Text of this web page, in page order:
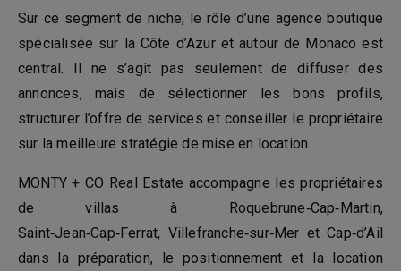
Sur ce segment de niche, le rôle d’une agence boutique
spécialisée sur la Côte d’Azur et autour de Monaco est
central. Il ne s’agit pas seulement de diffuser des
annonces, mais de sélectionner les bons profils,
structurer l’offre de services et conseiller le propriétaire
sur la meilleure stratégie de mise en location.
MONTY + CO Real Estate accompagne les propriétaires
de villas à Roquebrune‑Cap‑Martin,
Saint‑Jean‑Cap‑Ferrat, Villefranche‑sur‑Mer et Cap‑d’Ail
dans la préparation, le positionnement et la location